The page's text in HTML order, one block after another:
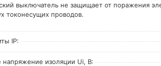
выключатель не защищает от поражения
токонесущих проводов.
IP:
изоляции Ui, В: